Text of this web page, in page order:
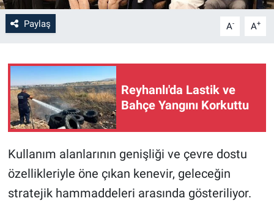
Paylaş A- A+
Reyhanlı'da Lastik ve
Bahçe Yangını Korkuttu
Kullanım alanlarının genişliği ve çevre dostu
özellikleriyle öne çıkan kenevir, geleceğin
stratejik hammaddeleri arasında gösteriliyor.